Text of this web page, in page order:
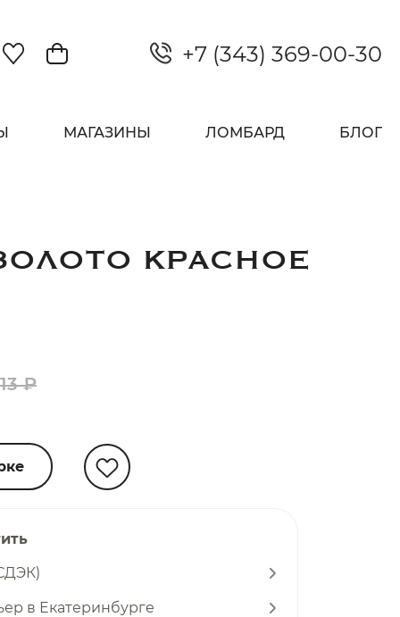
+7 (343) 369-00-30
МАГАЗИНЫ ЛОМБАРД БЛОГ
КРАСНОЕ
₽
в Екатеринбурге